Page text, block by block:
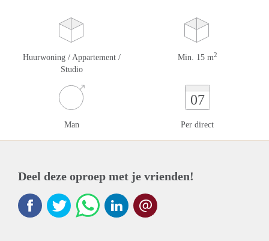
Huurwoning / Appartement /
Studio
Min. 15 m2
Man
07
Per direct
Deel deze oproep met je vrienden!